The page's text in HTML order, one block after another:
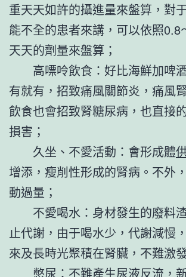
重天天如許的攝進量來盤算，對
能不全的患者來講，可以依照0.8
天天的劑量來盤算；
高嘌呤飲食：好比海鮮加啤
有就有，招致痛風關節炎，痛風
飲食也會招致腎糖尿病，也直接
損害；
久坐、不愛活動：會形成體
增添，瘦削性形成的腎病。不外
動過量；
不愛喝水：身材發生的廢料
止代謝，由于喝水少，代謝減慢
來及長時光聚積在腎臟，不難激
憋尿：不難產生尿液反流，